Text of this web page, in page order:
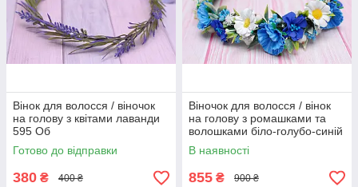
Вінок для волосся / віночок
на голову з квітами лаванди
595 Об
Готово до відправки
380 ₴ 400 ₴
Віночок для волосся / вінок
на голову з ромашками та
волошками біло-голубо-синій
691
В наявності
855 ₴ 900 ₴